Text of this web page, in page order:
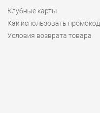
Клубные карты
Как использовать промокод
Условия возврата товара